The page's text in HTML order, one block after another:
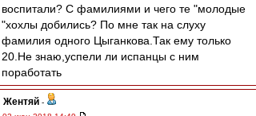
воспитали? С фамилиями и чего те "молодые
"хохлы добились? По мне так на слуху
фамилия одного Цыганкова.Так ему только
20.Не знаю,успели ли испанцы с ним
поработать
Жентяй -